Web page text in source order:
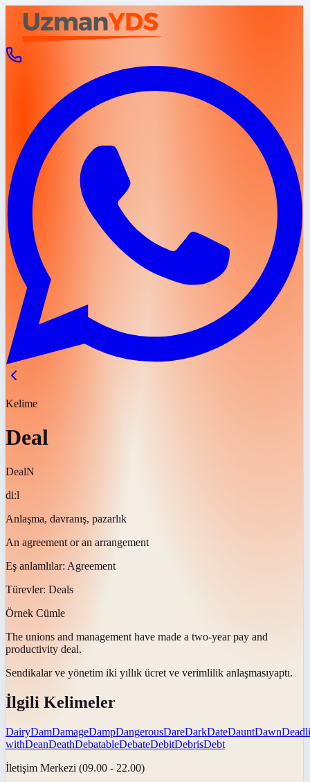
Kelime
Deal
DealN
diːl
Anlaşma, davranış, pazarlık
An agreement or an arrangement
Eş anlamlılar: Agreement
Türevler: Deals
Örnek Cümle
The unions and management have made a two-year pay and
productivity deal.
Sendikalar ve yönetim iki yıllık ücret ve verimlilik anlaşmasıyaptı.
İlgili Kelimeler
DairyDamDamageDampDangerousDareDarkDateDauntDawn
withDeanDeathDebatableDebateDebitDebrisDebt
İletişim Merkezi (09.00 - 22.00)